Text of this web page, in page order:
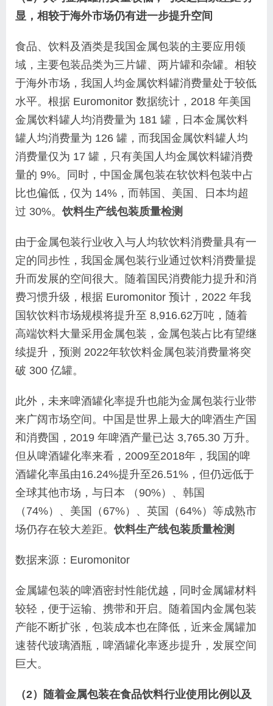
显，相较于海外市场仍有进一步提升空间
食品、饮料及酒类是我国金属包装的主要应用领
域，主要包装品类为三片罐、两片罐和杂罐。相较
于海外市场，我国人均金属饮料罐消费量处于较低
水平。根据 Euromonitor 数据统计，2018 年美国
金属饮料罐人均消费量为 181 罐，日本金属饮料
罐人均消费量为 126 罐，而我国金属饮料罐人均
消费量仅为 17 罐，只有美国人均金属饮料罐消费
量的 9%。同时，中国金属包装在软饮料包装中占
比也偏低，仅为 14%，而韩国、美国、日本均超
过 30%。饮料生产线包装质量检测
由于金属包装行业收入与人均软饮料消费量具有一
定的同步性，我国金属包装行业通过饮料消费量提
升而发展的空间很大。随着国民消费能力提升和消
费习惯升级，根据 Euromonitor 预计，2022 年我
国软饮料市场规模将提升至 8,916.62万吨，随着
高端饮料大量采用金属包装，金属包装占比有望继
续提升，预测 2022年软饮料金属包装消费量将突
破 300 亿罐。
此外，未来啤酒罐化率提升也能为金属包装行业带
来广阔市场空间。中国是世界上最大的啤酒生产国
和消费国，2019 年啤酒产量已达 3,765.30 万升。
但从啤酒罐化率来看，2009至2018年，我国的啤
酒罐化率虽由16.24%提升至26.51%，但仍远低于
全球其他市场，与日本 （90%）、韩国
（74%）、美国（67%）、英国（64%）等成熟市
场仍存在较大差距。饮料生产线包装质量检测
数据来源：Euromonitor
金属罐包装的啤酒密封性能优越，同时金属罐材料
较轻，便于运输、携带和开启。随着国内金属包装
产能不断扩张，包装成本也在降低，近来金属罐加
速替代玻璃酒瓶，啤酒罐化率逐步提升，发展空间
巨大。
（2）随着金属包装在食品饮料行业使用比例以及